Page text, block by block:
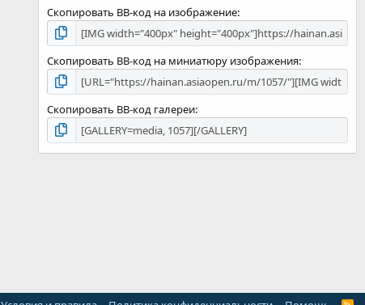
Скопировать BB-код на изображение
Скопировать BB-код на миниатюру изображения
Скопировать BB-код галереи